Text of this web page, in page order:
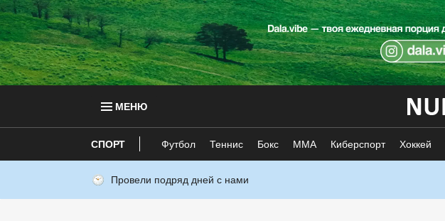
МЕНЮ
СПОРТ Футбол Теннис Бокс ММА Киберспорт Хоккей
Провели подряд дней с нами